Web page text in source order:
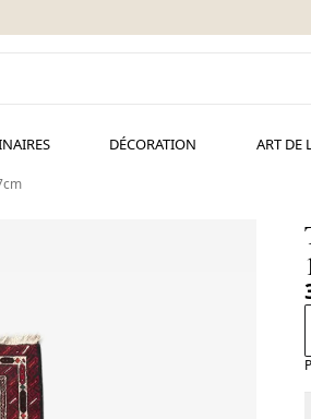
DÉCORATION ART DE